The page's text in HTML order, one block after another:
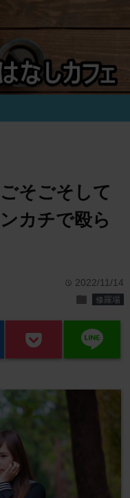
そごそして
カチで殴ら
time 2022/11/14
folder 修羅場
line